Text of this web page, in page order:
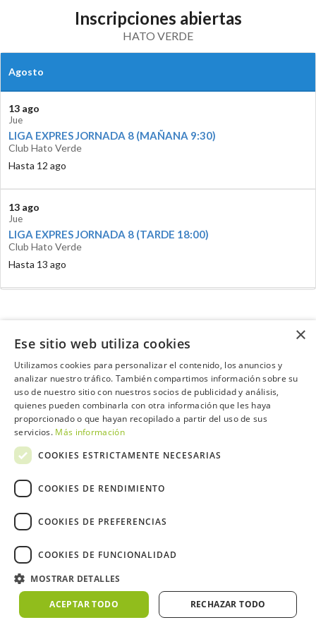
Inscripciones abiertas
HATO VERDE
Agosto
13 ago
Jue
LIGA EXPRES JORNADA 8 (MAÑANA 9:30)
Club Hato Verde
Hasta 12 ago
13 ago
Jue
LIGA EXPRES JORNADA 8 (TARDE 18:00)
Club Hato Verde
Hasta 13 ago
Contacta con el equipo de NextCaddy
Opina Contacta
Política de Cookies
Política de Privacidad
Términos y Condiciones
×
Ese sitio web utiliza cookies
Utilizamos cookies para personalizar el contenido, los anuncios y
analizar nuestro tráfico. También compartimos información sobre su
uso de nuestro sitio con nuestros socios de publicidad y análisis,
quienes pueden combinarla con otra información que les haya
proporcionado o que hayan recopilado a partir del uso de sus
servicios. Más información
COOKIES ESTRICTAMENTE NECESARIAS
COOKIES DE RENDIMIENTO
COOKIES DE PREFERENCIAS
COOKIES DE FUNCIONALIDAD
MOSTRAR DETALLES
ACEPTAR TODO RECHAZAR TODO